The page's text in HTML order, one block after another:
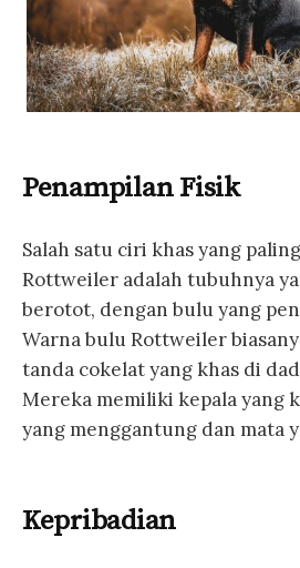
Penampilan Fisik
Salah satu ciri khas yang
Rottweiler adalah tubuhnya
berotot, dengan bulu yang
Warna bulu Rottweiler
tanda cokelat yang khas di
Mereka memiliki kepala yang
yang menggantung dan mata
Kepribadian